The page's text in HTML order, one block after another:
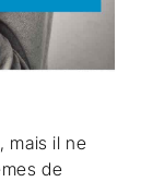
mais il ne
de